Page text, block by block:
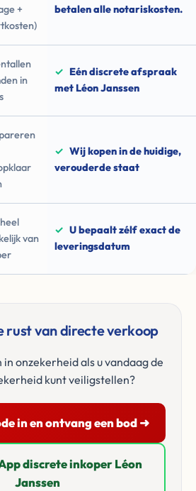
+
betalen alle notariskosten.
in
✓ Eén discrete afspraak
met Léon Janssen
✓ Wij kopen in de huidige,
verouderde staat
van
✓ U bepaalt zélf exact de
leveringsdatum
rust van directe verkoop
onzekerheid als u vandaag de
kunt veiligstellen?
in en ontvang een bod ➜
discrete inkoper Léon
Janssen